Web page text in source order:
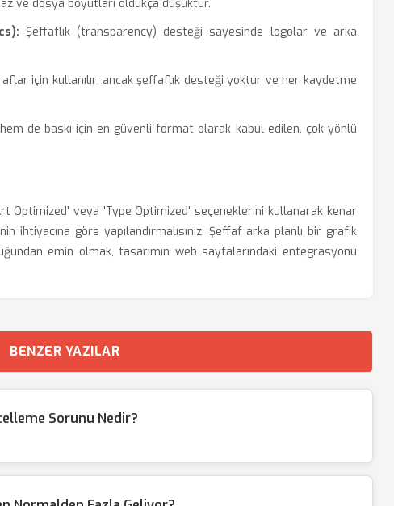
ve dosya boyutları oldukça düşüktür.
Şeffaflık (transparency) desteği sayesinde logolar ve arka
için kullanılır; ancak şeffaflık desteği yoktur ve her kaydetme
de baskı için en güvenli format olarak kabul edilen, çok yönlü
Optimized' veya 'Type Optimized' seçeneklerini kullanarak kenar
ihtiyacına göre yapılandırmalısınız. Şeffaf arka planlı bir grafik
emin olmak, tasarımın web sayfalarındaki entegrasyonu
BENZER YAZILAR
Sorunu Nedir?